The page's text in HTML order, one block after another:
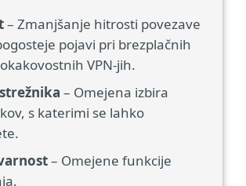
– Zmanjšanje hitrosti povezave
pojavi pri brezplačnih
VPN-jih.
– Omejena izbira
s katerimi se lahko
– Omejene funkcije